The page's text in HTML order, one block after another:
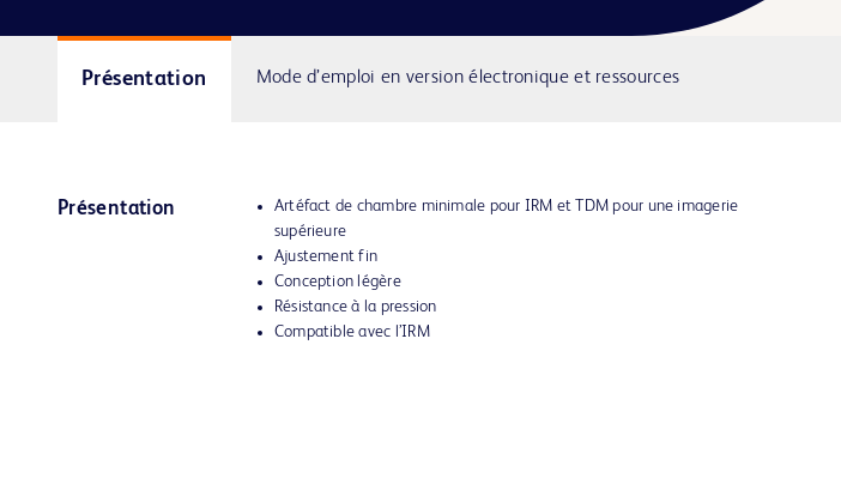
Présentation Mode d’emploi en version électronique et ressources
Présentation
Artéfact de chambre minimale pour IRM et TDM pour une imagerie
supérieure
Ajustement fin
Conception légère
Résistance à la pression
Compatible avec l’IRM